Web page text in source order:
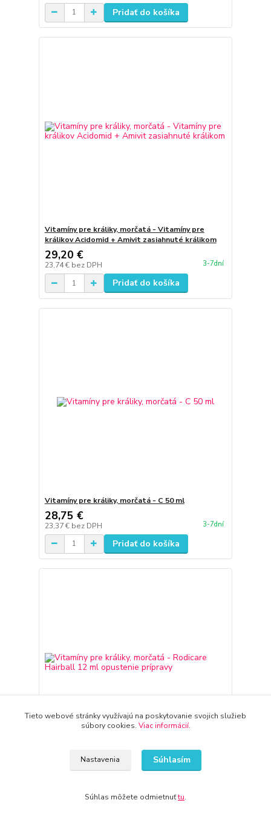
Pridať do košíka
Vitamíny pre králiky, morčatá - Vitamíny pre
králikov Acidomid + Amivit zasiahnuté králikom
29,20 €
23,74 € bez DPH 3-7dní
Pridať do košíka
Vitamíny pre králiky, morčatá - C 50 ml
28,75 €
23,37 € bez DPH 3-7dní
Pridať do košíka
Vitamíny pre králiky, morčatá - Rodicare Hairball
12 ml opustenie prípravy
bez DPH
Tieto webové stránky využívajú na poskytovanie svojich služieb
súbory cookies. Viac informácií.
Nastavenia Súhlasím
Súhlas môžete odmietnuťtu.